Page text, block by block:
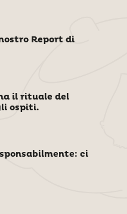
Report di
il rituale del
ospiti.
ci